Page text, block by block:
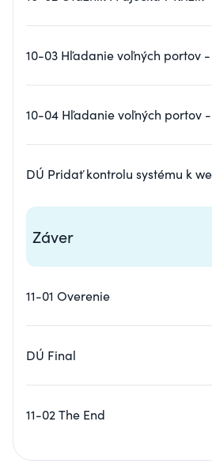
10-03 Hľadanie voľných portov
10-04 Hľadanie voľných portov
DÚ Pridať kontrolu systému k
Záver
11-01 Overenie
DÚ Final
11-02 The End